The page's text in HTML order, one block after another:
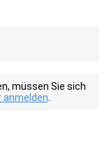
müssen Sie sich
anmelden